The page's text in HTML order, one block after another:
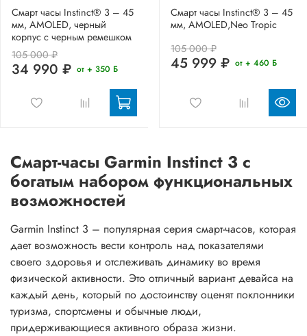
Смарт часы Instinct® 3 – 45
мм, AMOLED, черный
корпус с черным ремешком
105 000 ₽
34 990 ₽ от + 350 Б
Смарт часы Instinct® 3 – 45
мм, AMOLED,Neo Tropic
105 000 ₽
45 999 ₽ от + 460 Б
Смарт-часы Garmin Instinct 3 с
богатым набором функциональных
возможностей
Garmin Instinct 3 – популярная серия смарт-часов, которая
дает возможность вести контроль над показателями
своего здоровья и отслеживать динамику во время
физической активности. Это отличный вариант девайса на
каждый день, который по достоинству оценят поклонники
туризма, спортсмены и обычные люди,
придерживающиеся активного образа жизни.